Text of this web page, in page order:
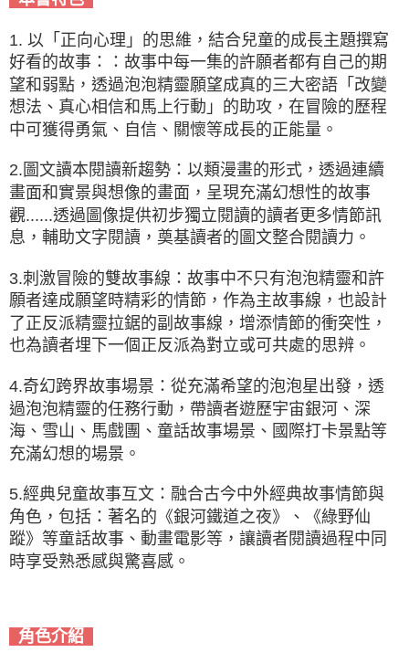
1. 以「正向心理」的思維，結合兒童的成長主題撰寫
好看的故事：：故事中每一集的許願者都有自己的期
望和弱點，透過泡泡精靈願望成真的三大密語「改變
想法、真心相信和馬上行動」的助攻，在冒險的歷程
中可獲得勇氣、自信、關懷等成長的正能量。
2.圖文讀本閱讀新趨勢：以類漫畫的形式，透過連續
畫面和實景與想像的畫面，呈現充滿幻想性的故事
觀......透過圖像提供初步獨立閱讀的讀者更多情節訊
息，輔助文字閱讀，奠基讀者的圖文整合閱讀力。
3.刺激冒險的雙故事線：故事中不只有泡泡精靈和許
願者達成願望時精彩的情節，作為主故事線，也設計
了正反派精靈拉鋸的副故事線，增添情節的衝突性，
也為讀者埋下一個正反派為對立或可共處的思辨。
4.奇幻跨界故事場景：從充滿希望的泡泡星出發，透
過泡泡精靈的任務行動，帶讀者遊歷宇宙銀河、深
海、雪山、馬戲團、童話故事場景、國際打卡景點等
充滿幻想的場景。
5.經典兒童故事互文：融合古今中外經典故事情節與
角色，包括：著名的《銀河鐵道之夜》、《綠野仙
蹤》等童話故事、動畫電影等，讓讀者閱讀過程中同
時享受熟悉感與驚喜感。
角色介紹